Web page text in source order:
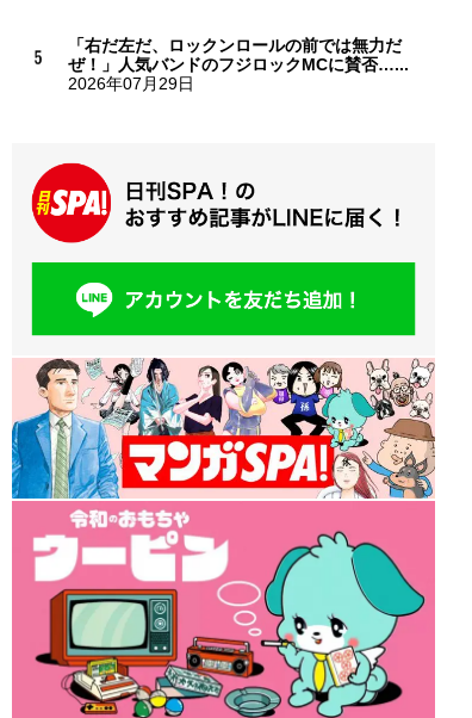
「右だ左だ、ロックンロールの前では無力だ
ぜ！」人気バンドのフジロックMCに賛否…...
2026年07月29日